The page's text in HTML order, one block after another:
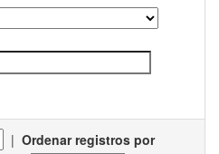
| Ordenar registros por